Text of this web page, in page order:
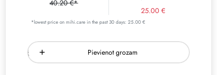
40.20 €*
25.00 €
*lowest price on mihi.care in the past 30 days: 25.00 €
Pievienot grozam